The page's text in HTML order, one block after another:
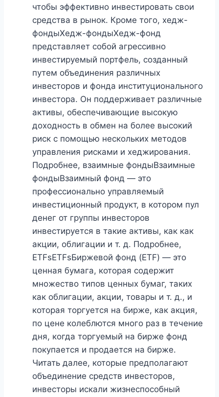
чтобы эффективно инвестировать свои
средства в рынок. Кроме того, хедж-
фондыХедж-фондыХедж-фонд
представляет собой агрессивно
инвестируемый портфель, созданный
путем объединения различных
инвесторов и фонда институционального
инвестора. Он поддерживает различные
активы, обеспечивающие высокую
доходность в обмен на более высокий
риск с помощью нескольких методов
управления рисками и хеджирования.
Подробнее, взаимные фондыВзаимные
фондыВзаимный фонд — это
профессионально управляемый
инвестиционный продукт, в котором пул
денег от группы инвесторов
инвестируется в такие активы, как как
акции, облигации и т. д. Подробнее,
ETFsETFsБиржевой фонд (ETF) — это
ценная бумага, которая содержит
множество типов ценных бумаг, таких
как облигации, акции, товары и т. д., и
которая торгуется на бирже, как акция,
по цене колеблются много раз в течение
дня, когда торгуемый на бирже фонд
покупается и продается на бирже.
Читать далее, которые предполагают
объединение средств инвесторов,
инвесторы искали жизнеспособный